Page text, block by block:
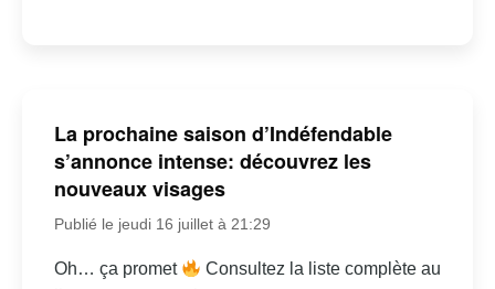
La prochaine saison d’Indéfendable
s’annonce intense: découvrez les
nouveaux visages
Publié le jeudi 16 juillet à 21:29
Oh… ça promet
Consultez la liste complète au